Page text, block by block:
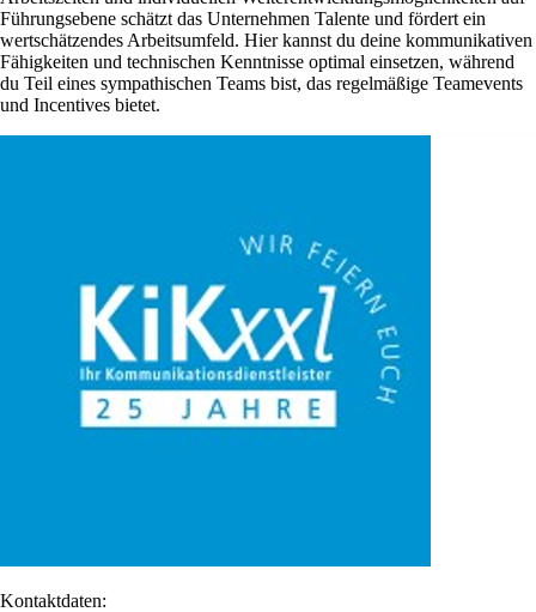
Führungsebene schätzt das Unternehmen Talente und fördert ein
wertschätzendes Arbeitsumfeld. Hier kannst du deine kommunikativen
Fähigkeiten und technischen Kenntnisse optimal einsetzen, während
du Teil eines sympathischen Teams bist, das regelmäßige Teamevents
und Incentives bietet.
Kontaktdaten: